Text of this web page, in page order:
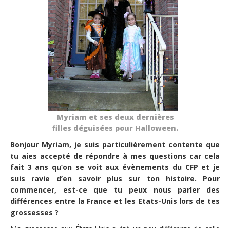
Myriam et ses deux dernières
filles déguisées pour Halloween.
Bonjour Myriam, je suis particulièrement contente que
tu aies accepté de répondre à mes questions car cela
fait 3 ans qu’on se voit aux évènements du CFP et je
suis ravie d’en savoir plus sur ton histoire. Pour
commencer, est-ce que tu peux nous parler des
différences entre la France et les Etats-Unis lors de tes
grossesses ?